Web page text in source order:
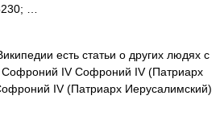
…
есть статьи о других людях с
IV Софроний IV (Патриарх
IV (Патриарх Иерусалимский)